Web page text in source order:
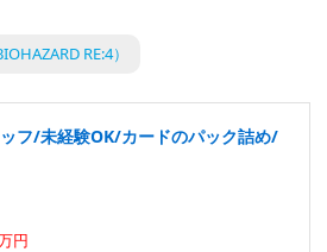
RE:4）
フ/未経験OK/カードのパック詰め/
円